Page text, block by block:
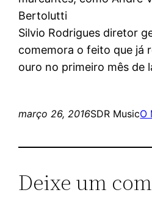
Bertolutti
Silvio Rodrigues diretor
comemora o feito que já
ouro no primeiro mês de
março 26, 2016SDR MusicO
Deixe um